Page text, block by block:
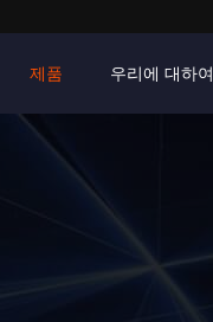
제품 우리에 대하여